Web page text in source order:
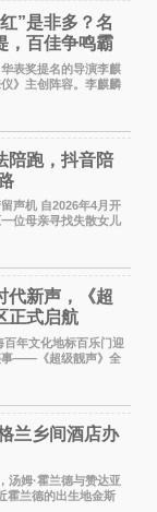
”是非多？名
，百佳争鸣霸
表奖提名的导演李麒
》主创阵容。李麒麟
金鸡奖、华表奖提
影制作，其担任制片
陪跑，抖音陪
声机 自2026年4月开
位母亲寻找失散女儿
得大量用户关注，发
光、超1000万互动。
代新声，《超
正式启航
年文化地标百乐门迎
事——《超级靓声》全
区新闻发布会暨启动
导、嘉宾与媒体朋友
兰乡间酒店办
姆·霍兰德与赞达亚
霍兰德的出生地金斯